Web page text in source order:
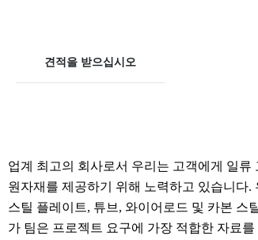
견적을 받으십시오
업계 최고의 회사로서 우리는 고객에게 일
원자재를 제공하기 위해 노력하고 있습니다
스틸 플레이트, 튜브, 와이어로드 및 카본 스
가 팀은 프로젝트 요구에 가장 적합한 자료